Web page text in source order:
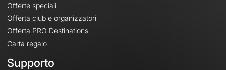
Offerte speciali
Offerta club e organizzatori
Offerta PRO Destinations
Carta regalo
Supporto